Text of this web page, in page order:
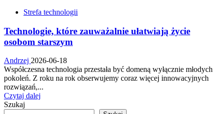
Strefa technologii
Technologie, które zauważalnie ułatwiają życie
osobom starszym
Andrzej 2026-06-18
Współczesna technologia przestała być domeną wyłącznie młodych
pokoleń. Z roku na rok obserwujemy coraz więcej innowacyjnych
rozwiązań,...
Czytaj dalej
Szukaj